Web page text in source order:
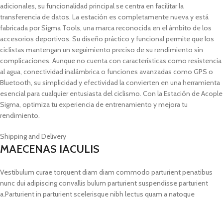
adicionales, su funcionalidad principal se centra en facilitar la
transferencia de datos. La estación es completamente nueva y está
fabricada por Sigma Tools, una marca reconocida en el ámbito de los
accesorios deportivos. Su diseño práctico y funcional permite que los
ciclistas mantengan un seguimiento preciso de su rendimiento sin
complicaciones. Aunque no cuenta con características como resistencia
al agua, conectividad inalámbrica o funciones avanzadas como GPS o
Bluetooth, su simplicidad y efectividad la convierten en una herramienta
esencial para cualquier entusiasta del ciclismo. Con la Estación de Acople
Sigma, optimiza tu experiencia de entrenamiento y mejora tu
rendimiento.
Shipping and Delivery
MAECENAS IACULIS
Vestibulum curae torquent diam diam commodo parturient penatibus
nunc dui adipiscing convallis bulum parturient suspendisse parturient
a.Parturient in parturient scelerisque nibh lectus quam a natoque